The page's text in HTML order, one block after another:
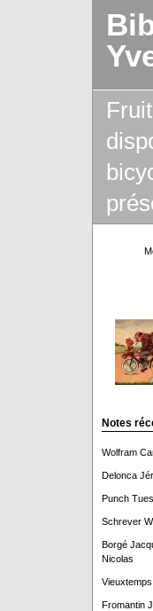
Notes
Wolfram
Delonca
Punch
Schrever
Borgé
Nicolas
Fromantin